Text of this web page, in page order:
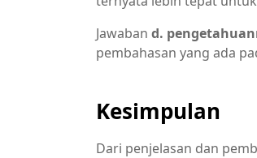
Jawaban d.
pembahasan yang ada
Kesimpulan
Dari penjelasan dan